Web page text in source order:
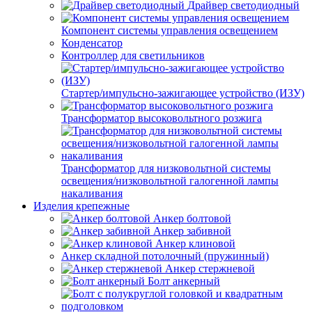
Драйвер светодиодный
Компонент системы управления освещением
Конденсатор
Контроллер для светильников
Стартер/импульсно-зажигающее устройство (ИЗУ)
Трансформатор высоковольтного розжига
Трансформатор для низковольтной системы
освещения/низковольтной галогенной лампы
накаливания
Изделия крепежные
Анкер болтовой
Анкер забивной
Анкер клиновой
Анкер складной потолочный (пружинный)
Анкер стержневой
Болт анкерный